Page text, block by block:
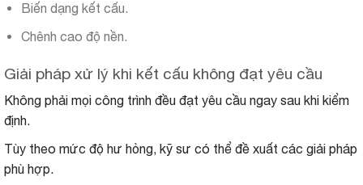
Biến dạng kết cấu.
Chênh cao độ nền.
Giải pháp xử lý khi kết cấu không đạt yêu cầu
Không phải mọi công trình đều đạt yêu cầu ngay sau khi kiểm
định.
Tùy theo mức độ hư hỏng, kỹ sư có thể đề xuất các giải pháp
phù hợp.